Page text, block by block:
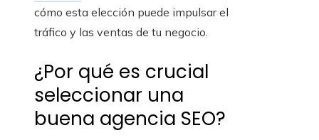
cómo esta elección puede impulsar el
tráfico y las ventas de tu negocio.
¿Por qué es crucial
seleccionar una
buena agencia SEO?